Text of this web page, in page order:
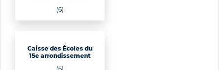
(6)
Caisse des Écoles du
15e arrondissement